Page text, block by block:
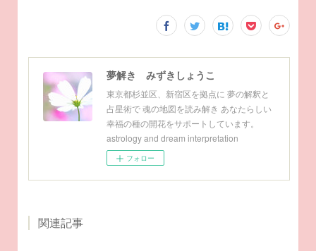
夢解き みずきしょうこ
東京都杉並区、新宿区を拠点に 夢の解釈と
占星術で 魂の地図を読み解き あなたらしい
幸福の種の開花をサポートしています。
astrology and dream interpretation
フォロー
関連記事